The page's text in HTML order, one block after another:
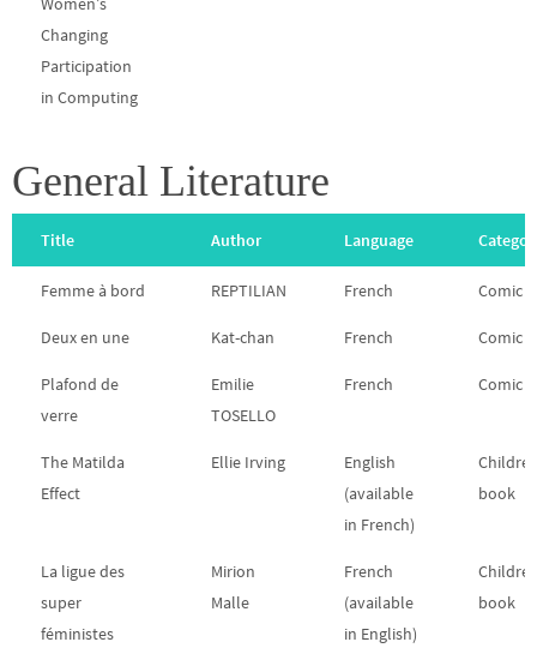
Changing
Participation
in Computing
General Literature
Title Author Language
Femme à bord REPTILIAN French Comic
Deux en une Kat-chan French Comic
Plafond de
verre
Emilie
TOSELLO
French Comic
The Matilda
Effect
Ellie Irving
English
(available
in French)
book
La ligue des
super
féministes
Mirion
Malle
French
(available
in English)
book